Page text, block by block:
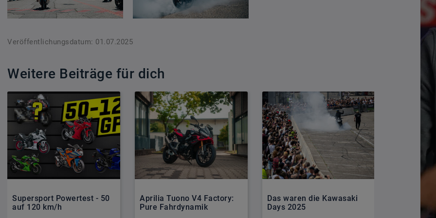
Veröffentlichungsdatum: 01.07.2025
Weitere Beiträge für dich
Supersport Powertest - 50
auf 120 km/h
Aprilia Tuono V4 Factory:
Pure Fahrdynamik
Das waren die Kawasaki
Days 2025
Die neue
Segment